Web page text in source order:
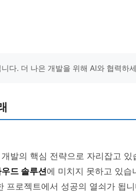
다. 더 나은 개발을 위해 AI와 협력하
발의 핵심 전략으로 자리잡고 있
드 솔루션에 미치지 못하고 있습
프로젝트에서 성공의 열쇠가 됩